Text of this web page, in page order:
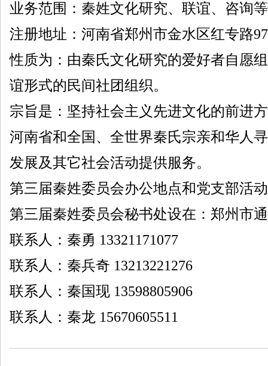
业务范围：秦姓文化研究、联谊、咨询
注册地址：河南省郑州市金水区红专路
性质为：由秦氏文化研究的爱好者自愿
谊形式的民间社团组织。
宗旨是：坚持社会主义先进文化的前进
河南省和全国、全世界秦氏宗亲和华人
发展及其它社会活动提供服务。
第三届秦姓委员会办公地点和党支部活
第三届秦姓委员会秘书处设在：郑州市
联系人：秦勇 13321171077
联系人：秦兵奇 13213221276
联系人：秦国现 13598805906
联系人：秦龙 15670605511